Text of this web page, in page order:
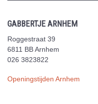
GABBERTJE ARNHEM
Roggestraat 39
6811 BB Arnhem
026 3823822
Openingstijden Arnhem